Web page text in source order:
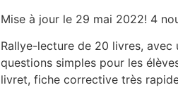
Mise à jour le 29 mai 2022! 4
Rallye-lecture de 20 livres,
questions simples pour les
livret, fiche corrective très